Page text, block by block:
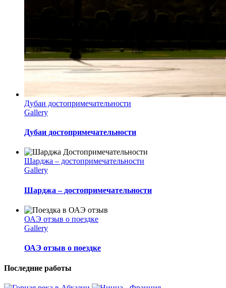
Дубаи достопримечательности
Gallery
Дубаи достопримечательности
Шарджа – достопримечательности
Gallery
Шарджа – достопримечательности
ОАЭ отзыв о поездке
Gallery
ОАЭ отзыв о поездке
Последние работы